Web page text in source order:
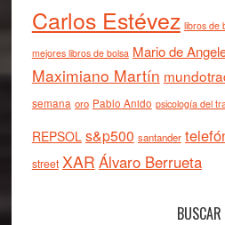
Carlos Estévez libros de
mejores libros de bolsa Mario de
Maximiano Martín
semana oro Pablo Anido psicología del
REPSOL s&p500 santander
street XAR Álvaro Berrueta
BUSCAR